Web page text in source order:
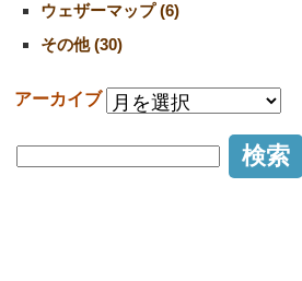
ウェザーマップ (6)
その他 (30)
アーカイブ